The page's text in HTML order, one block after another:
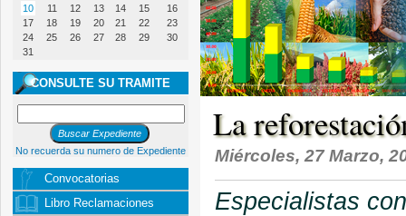
10
11 12 13 14 15
16
17
18 19 20 21 22
23
24
25 26 27 28 29
30
31
CONSULTE SU TRAMITE
No recuerda su numero de Expediente
Convocatorias
Libro Reclamaciones
La
Miércoles, 27 Marzo,
Especialistas